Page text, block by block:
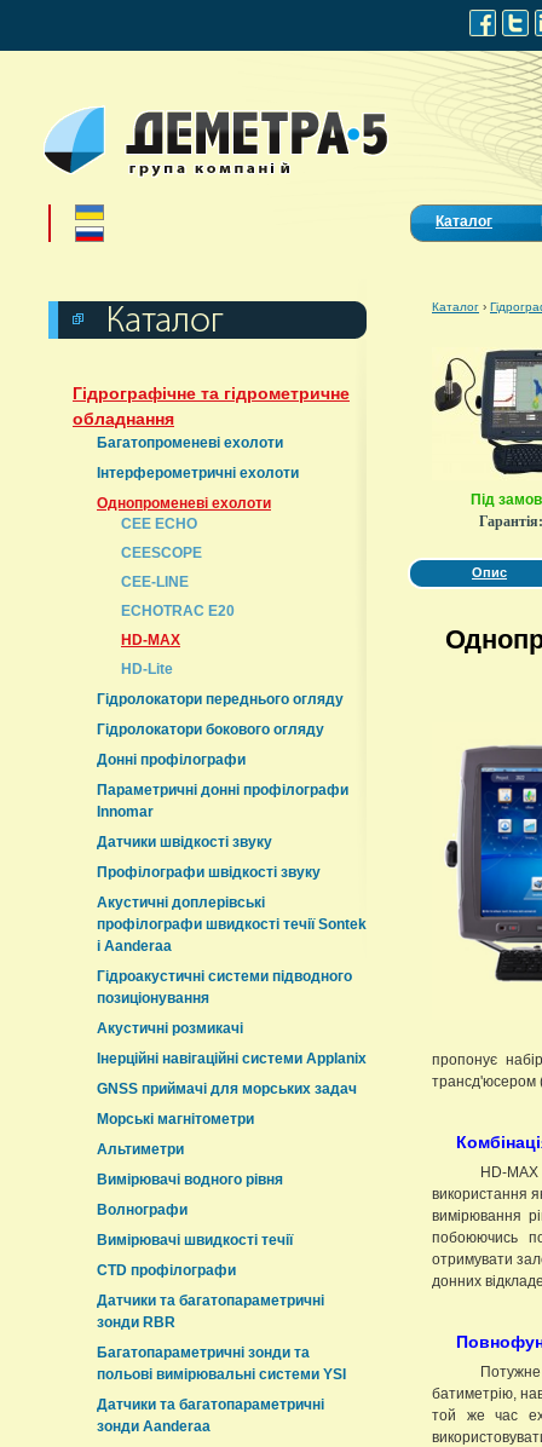
Каталог
Гідрографічне та гідрометричне
обладнання
Багатопроменеві ехолоти
Інтерферометричні ехолоти
Однопроменеві ехолоти
CEE ECHO
CEESCOPE
CEE-LINE
ECHOTRAC E20
HD-MAX
HD-Lite
Гідролокатори переднього огляду
Гідролокатори бокового огляду
Донні профілографи
Параметричні донні профілографи
Innomar
Датчики швідкості звуку
Профілографи швідкості звуку
Акустичні доплерівські
профілографи швидкості течії Sontek
і Aanderaa
Гідроакустичні системи підводного
позиціонування
Акустичні розмикачі
Інерційні навігаційні системи Applanix
GNSS приймачі для морських задач
Морські магнітометри
Альтиметри
Вимірювачі водного рівня
Волнографи
Вимірювачі швидкості течії
CTD профілографи
Датчики та багатопараметричні
зонди RBR
Багатопараметричні зонди та
польові вимірювальні системи YSI
Датчики та багатопараметричні
зонди Aanderaa
Каталог ›
Під
Опис
пропонує
трансд'юсером
HD-
використання
вимірювання
побоюючись
отримувати
донних
батиметрію,
той же час